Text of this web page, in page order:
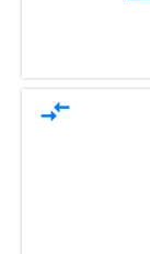
compare_arrows